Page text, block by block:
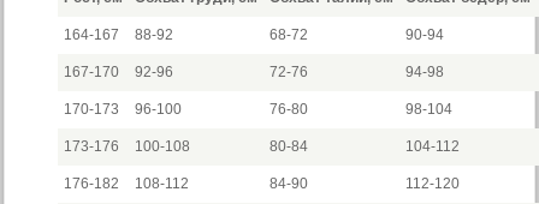
164-167 88-92 68-72 90-94
167-170 92-96 72-76 94-98
170-173 96-100 76-80 98-104
173-176 100-108 80-84 104-112
176-182 108-112 84-90 112-120